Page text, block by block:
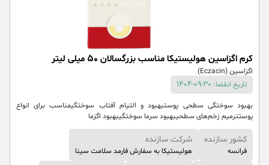
کرم اگزاسین هولیستیکا مناسب بزرگسالان 50 میلی لیتر
اگزاسین (Eczacin)
تاریخ انقضا: 30-09-1404
بهبود سوختگی سطحی پوستبهبود و التیام آفتاب سوختگیمناسب برای انواع
پوستترمیم زخم‌های سطحیبهبود سرما سوختگیبهبود اگزما
کشور سازنده
فرانسه
شرکت سازنده
هولیستیکا به سفارش فارمد سلامت سینا